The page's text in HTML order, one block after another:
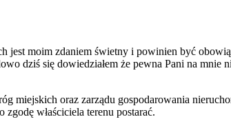
moim zdaniem świetny i powinien być
dziś się dowiedziałem że pewna Pani na mnie
miejskich oraz zarządu gospodarowania
właściciela terenu postarać.